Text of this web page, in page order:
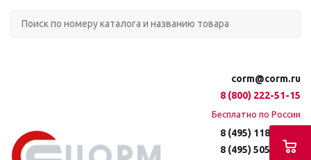
corm@corm.ru
8 (800) 222-51-15
Бесплатно по России
8 (495) 118-61-16
8 (495) 505-51-15